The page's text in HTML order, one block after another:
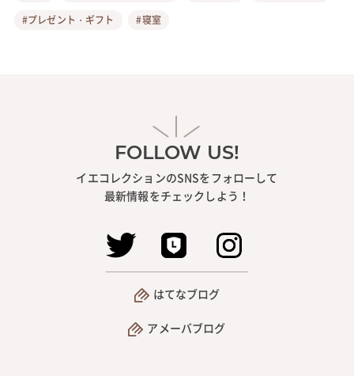
#プレゼント・ギフト
#寝室
FOLLOW US!
イエコレクションのSNSをフォローして
最新情報をチェックしよう！
はてなブログ
アメーバブログ